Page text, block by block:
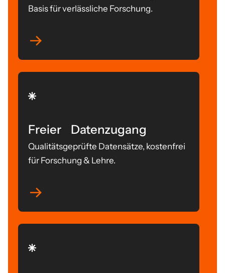
Basis für verlässliche Forschung.
Freier Datenzugang
Qualitätsgeprüfte Datensätze, kostenfrei
für Forschung & Lehre.